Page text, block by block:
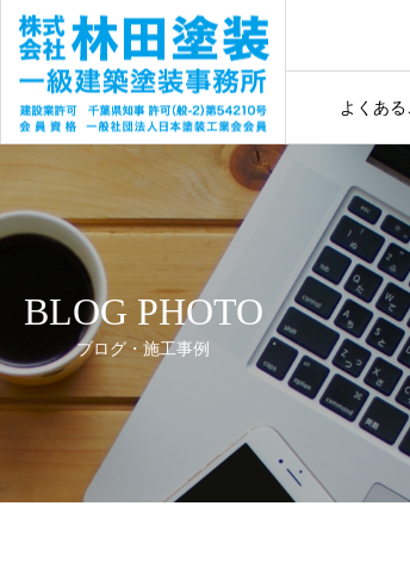
よくあ
BLOG PHOTO
ブログ・施工事例